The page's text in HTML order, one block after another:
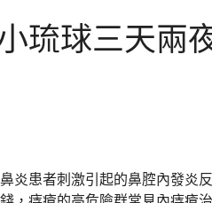
琉球三天兩
炎患者刺激引起的鼻腔內發炎
，痔瘡的高危險群常見內痔瘡